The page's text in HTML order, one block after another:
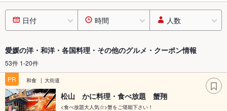
日付 時間 人数
愛媛の洋・和洋・各国料理・その他のグルメ・クーポン情報
53件 1-20件
PR
和食 大街道
松山 かに料理・食べ放題 蟹翔
<食べ放題大人気☆>蟹をご堪能下さい！